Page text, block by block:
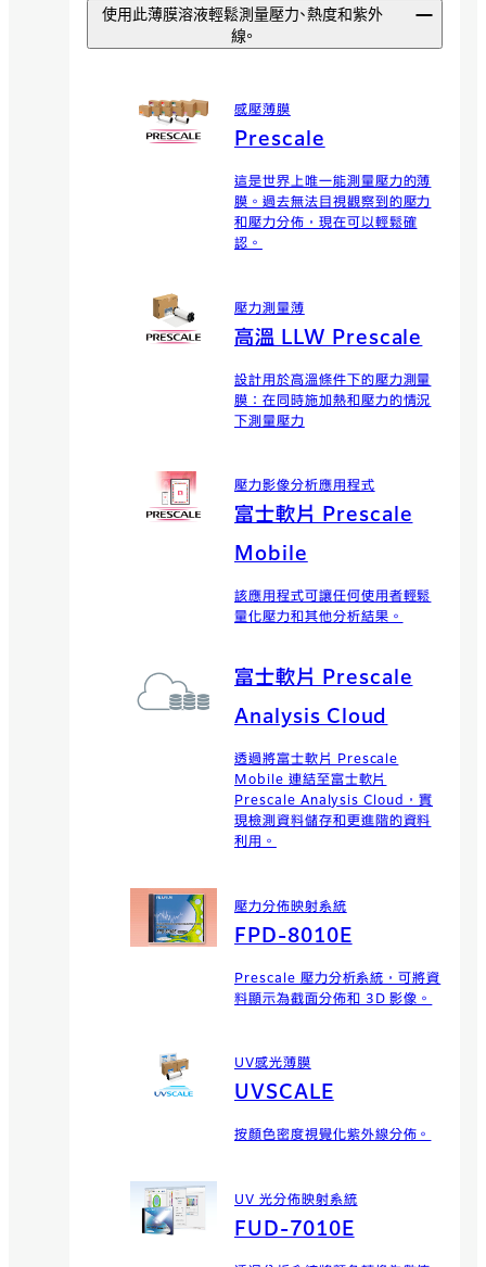
使用此薄膜溶液輕鬆測量壓力、熱度和紫外
線。
感壓薄膜
Prescale
這是世界上唯一能測量壓力的薄
膜。過去無法目視觀察到的壓力
和壓力分佈，現在可以輕鬆確
認。
壓力測量薄
高溫 LLW Prescale
設計用於高溫條件下的壓力測量
膜：在同時施加熱和壓力的情況
下測量壓力
壓力影像分析應用程式
富士軟片 Prescale
Mobile
該應用程式可讓任何使用者輕鬆
量化壓力和其他分析結果。
富士軟片 Prescale
Analysis Cloud
透過將富士軟片 Prescale
Mobile 連結至富士軟片
Prescale Analysis Cloud，實
現檢測資料儲存和更進階的資料
利用。
壓力分佈映射系統
FPD-8010E
Prescale 壓力分析系統，可將資
料顯示為截面分佈和 3D 影像。
UV感光薄膜
UVSCALE
按顏色密度視覺化紫外線分佈。
UV 光分佈映射系統
FUD-7010E